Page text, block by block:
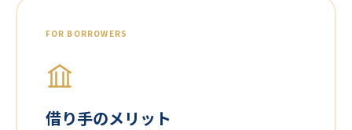
FOR BORROWERS
借り手のメリット